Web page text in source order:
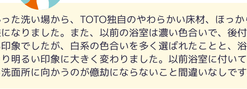
た洗い場から、TOTO独自のやわらかい床材、ほっ
なりました。また、以前の浴室は濃い色合いで、後
象でしたが、白系の色合いを多く選ばれたことと、
明るい印象に大きく変わりました。以前浴室に付い
面所に向かうのが億劫にならないこと間違いなしです
色を選択され、広くすっきりした浴室になりました。
っていただけると思います。